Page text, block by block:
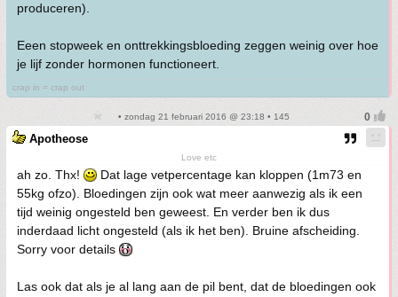
produceren).
Eeen stopweek en onttrekkingsbloeding zeggen weinig over hoe
je lijf zonder hormonen functioneert.
crap in = crap out
• zondag 21 februari 2016 @ 23:18 • 145
Apotheose
Love etc
ah zo. Thx!
Dat lage vetpercentage kan kloppen (1m73 en
55kg ofzo). Bloedingen zijn ook wat meer aanwezig als ik een
tijd weinig ongesteld ben geweest. En verder ben ik dus
inderdaad licht ongesteld (als ik het ben). Bruine afscheiding.
Sorry voor details
Las ook dat als je al lang aan de pil bent, dat de bloedingen ook